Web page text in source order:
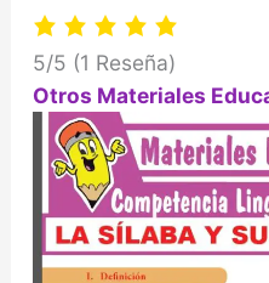
5/5 (1 Reseña)
Otros Materiales